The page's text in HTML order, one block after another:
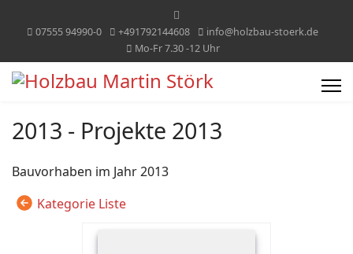
07555 94990-0 +491792144608
info@holzbau-stoerk.de
Mo-Fr 7.30 -12 Uhr
2013 - Projekte 2013
Bauvorhaben im Jahr 2013
Kategorie Liste